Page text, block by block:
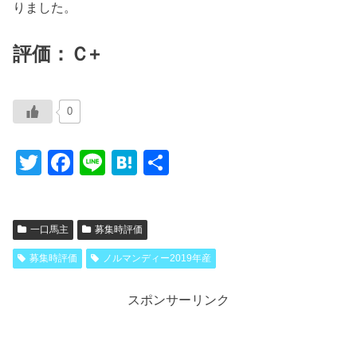
りました。
評価：Ｃ+
0
T
tt
er
F
c
e
b
Li
e
H
e
n
a
一口馬主 募集時評価
募集時評価 ノルマンディー2019年産
スポンサーリンク